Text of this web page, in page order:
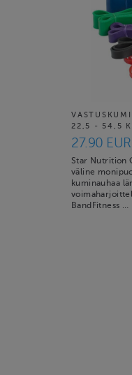
22,5 - 54,5
27.90 EUR
Star Nutrition
väline
kuminauhaa
BandFitness …